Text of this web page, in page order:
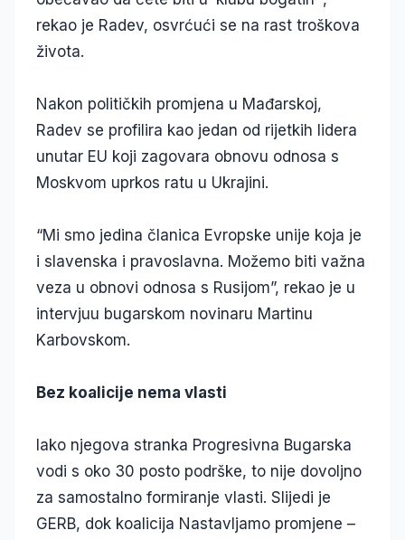
rekao je Radev, osvrćući se na rast troškova
života.
Nakon političkih promjena u Mađarskoj,
Radev se profilira kao jedan od rijetkih lidera
unutar EU koji zagovara obnovu odnosa s
Moskvom uprkos ratu u Ukrajini.
“Mi smo jedina članica Evropske unije koja je
i slavenska i pravoslavna. Možemo biti važna
veza u obnovi odnosa s Rusijom”, rekao je u
intervjuu bugarskom novinaru Martinu
Karbovskom.
Bez koalicije nema vlasti
Iako njegova stranka Progresivna Bugarska
vodi s oko 30 posto podrške, to nije dovoljno
za samostalno formiranje vlasti. Slijedi je
GERB, dok koalicija Nastavljamo promjene –